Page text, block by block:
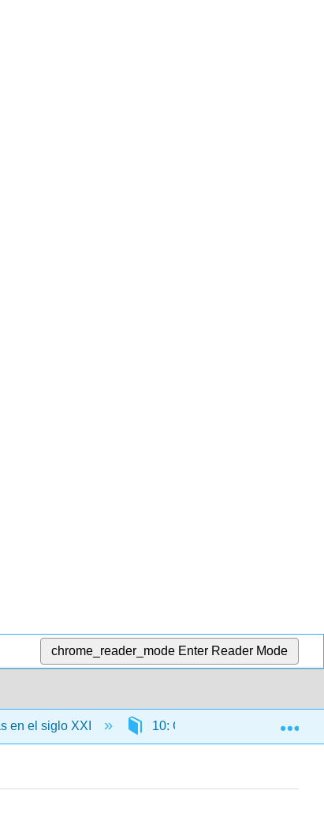
chrome_reader_mode Enter Reader Mode
en el siglo XXI 10: Gestión Financiera